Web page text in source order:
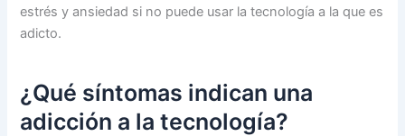
estrés y ansiedad si no puede usar la tecnología a la que es
adicto.
¿Qué síntomas indican una
adicción a la tecnología?